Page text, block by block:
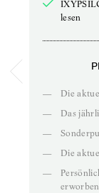
lesen
—
Die
—
Das
—
—
Die
—